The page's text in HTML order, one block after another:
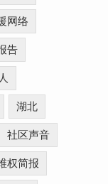
网络
告
湖北
社区声音
权简报